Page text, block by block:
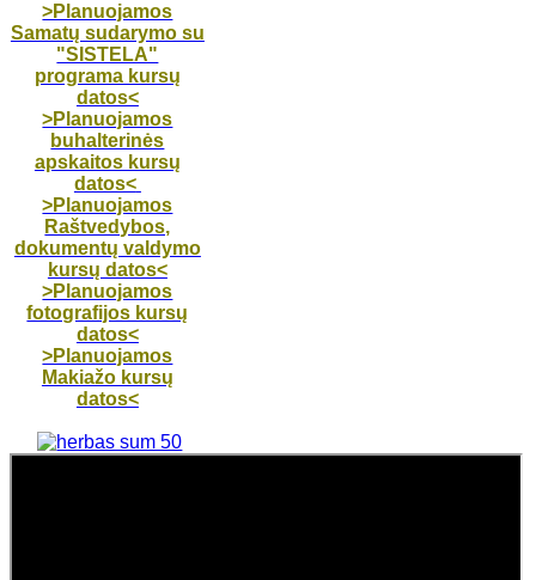
>Planuojamos
Samatų sudarymo su
"SISTELA"
programa kursų
datos<
>Planuojamos
buhalterinės
apskaitos kursų
datos<
>Planuojamos
Raštvedybos,
dokumentų valdymo
kursų datos<
>Planuojamos
fotografijos kursų
datos<
>Planuojamos
Makiažo kursų
datos<